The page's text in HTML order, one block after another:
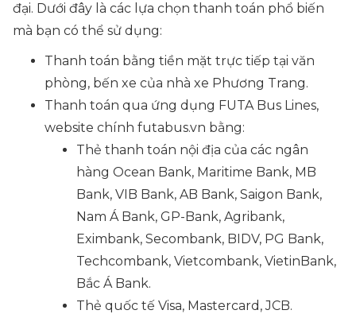
đại. Dưới đây là các lựa chọn thanh toán phổ biến
mà bạn có thể sử dụng:
Thanh toán bằng tiền mặt trực tiếp tại văn
phòng, bến xe của nhà xe Phương Trang.
Thanh toán qua ứng dụng FUTA Bus Lines,
website chính futabus.vn bằng:
Thẻ thanh toán nội địa của các ngân
hàng Ocean Bank, Maritime Bank, MB
Bank, VIB Bank, AB Bank, Saigon Bank,
Nam Á Bank, GP-Bank, Agribank,
Eximbank, Secombank, BIDV, PG Bank,
Techcombank, Vietcombank, VietinBank,
Bắc Á Bank.
Thẻ quốc tế Visa, Mastercard, JCB.